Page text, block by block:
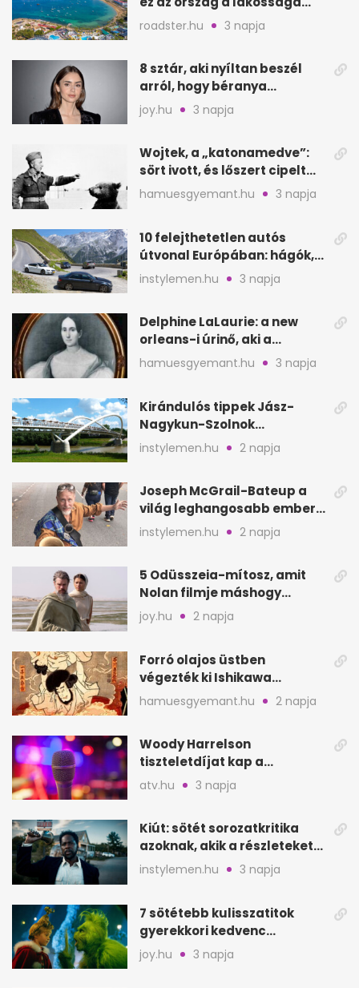
kétszeresét fogadja
roadster.hu 3 napja
8 sztár, aki nyíltan beszél
arról, hogy béranya
segítette a családalapítást
joy.hu 3 napja
Wojtek, a „katonamedve”:
sört ivott, és lőszert cipelt
Monte Cassinónál
hamuesgyemant.hu 3 napja
10 felejthetetlen autós
útvonal Európában: hágók,
partok, fjordok
instylemen.hu 3 napja
Delphine LaLaurie: a new
orleans-i úrinő, aki a
padláson kínzott
hamuesgyemant.hu 3 napja
Kirándulós tippek Jász-
Nagykun-Szolnok
megyében: 6 kihagyhatatlan
hely
instylemen.hu 2 napja
Joseph McGrail-Bateup a
világ leghangosabb embere
lett Ausztráliából
instylemen.hu 2 napja
5 Odüsszeia-mítosz, amit
Nolan filmje máshogy
mutat, mint Homérosz
joy.hu 2 napja
Forró olajos üstben
végezték ki Ishikawa
Goemont, Japán Robin
Hoodját
hamuesgyemant.hu 2 napja
Woody Harrelson
tiszteletdíjat kap a
Szarajevói Filmfesztiválon
atv.hu 3 napja
Kiút: sötét sorozatkritika
azoknak, akik a részleteket
keresik
instylemen.hu 3 napja
7 sötétebb kulisszatitok
gyerekkori kedvenc
filmjeinkről a Joy szerint
joy.hu 3 napja